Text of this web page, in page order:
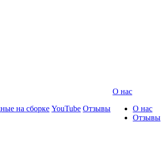
на сборке YouTube Отзывы
О нас
О нас
Отзывы